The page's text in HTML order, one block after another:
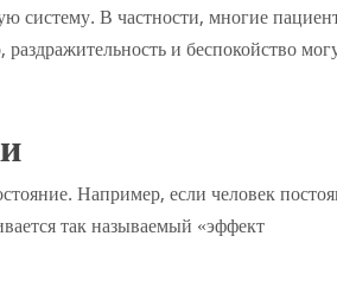
систему. В частности, многие
и беспокойство
Например, если человек
так называемый «эффект